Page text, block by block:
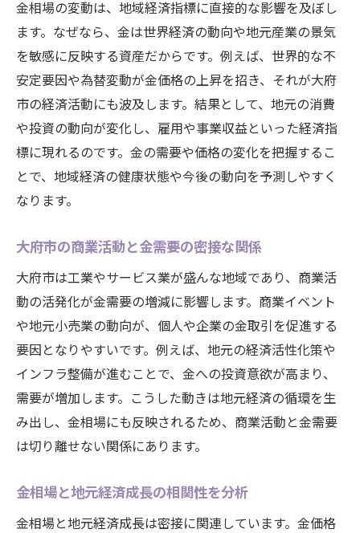
金相場の変動は、地域経済指標に直接的な影響を及ぼし
ます。なぜなら、金は世界経済の動向や地元産業の景気
を敏感に反映する資産だからです。例えば、世界的な不
安定要因や為替変動が金価格の上昇を招き、それが大府
市の経済活動にも波及します。結果として、地元の消費
や投資の動向が変化し、雇用や事業収益といった経済指
標に現れるのです。金の需要や価格の変化を把握するこ
とで、地域経済の健康状態や今後の動向を予測しやすく
なります。
大府市の商業活動と金需要の密接な関係
大府市は工業やサービス業が盛んな地域であり、商業活
動の活発化が金需要の増減に影響します。商業イベント
や地元小売業の動向が、個人や企業の金取引を促進する
要因となりやすいです。例えば、地元の経済活性化策や
インフラ整備が進むことで、金への投資意欲が高まり、
需要が増加します。こうした動きは地元経済の循環を生
み出し、金相場にも反映されるため、商業活動と金需要
は切り離せない関係にあります。
金相場と地元経済成長の相関性を分析
金相場と地元経済成長は密接に関連しています。金価格